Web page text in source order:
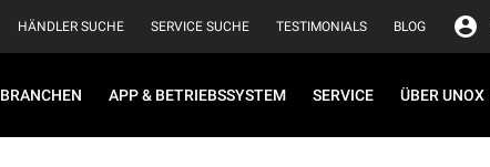
HÄNDLER SUCHE SERVICE SUCHE TESTIMONIALS BLOG
BRANCHEN APP & BETRIEBSSYSTEM SERVICE ÜBER UNOX